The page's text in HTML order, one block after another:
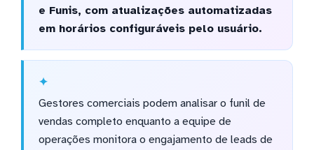
e Funis, com atualizações automatizadas
em horários configuráveis pelo usuário.
Gestores comerciais podem analisar o funil de
vendas completo enquanto a equipe de
operações monitora o engajamento de leads de